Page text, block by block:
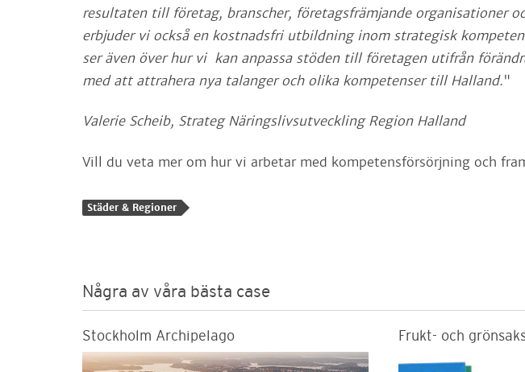
resultaten till företag, branscher, företagsfrämjande organisationer
erbjuder vi också en kostnadsfri utbildning inom strategisk
ser även över hur vi kan anpassa stöden till företagen utifrån
med att attrahera nya talanger och olika kompetenser till Halland."
Valerie Scheib, Strateg Näringslivsutveckling Region Halland
Vill du veta mer om hur vi arbetar med kompetensförsörjning och
Städer & Regioner
Några av våra bästa case
Stockholm Archipelago Frukt- och